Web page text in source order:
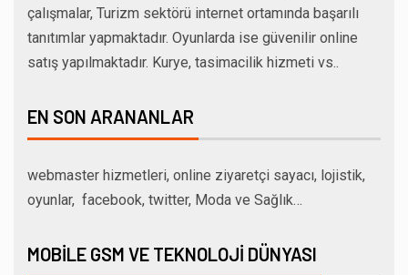
çalışmalar, Turizm sektörü internet ortamında başarılı
tanıtımlar yapmaktadır. Oyunlarda ise güvenilir online
satış yapılmaktadır. Kurye, tasimacilik hizmeti vs..
EN SON ARANANLAR
webmaster hizmetleri, online ziyaretçi sayacı, lojistik,
oyunlar, facebook, twitter, Moda ve Sağlık…
MOBILE GSM VE TEKNOLOJI DÜNYASI